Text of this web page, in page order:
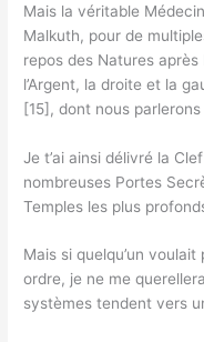
Mais la véritable
Malkuth, pour de
repos des Natures après
l’Argent, la droite et la
[15], dont nous
Je t’ai ainsi délivré la
nombreuses Portes
Temples les plus
Mais si quelqu’un
ordre, je ne me
systèmes tendent vers